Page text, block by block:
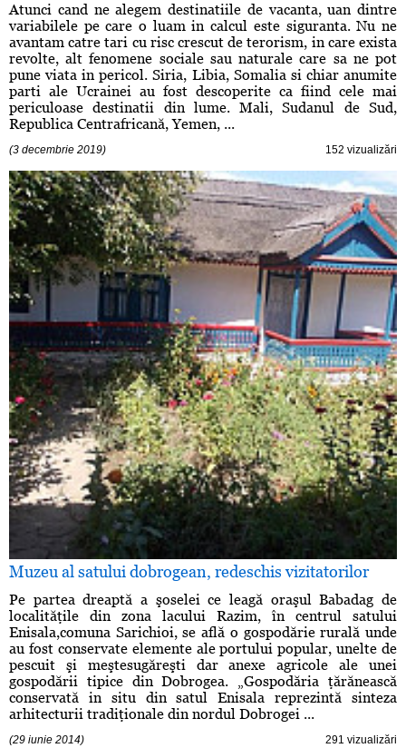
Atunci cand ne alegem destinatiile de vacanta, uan dintre
variabilele pe care o luam in calcul este siguranta. Nu ne
avantam catre tari cu risc crescut de terorism, in care exista
revolte, alt fenomene sociale sau naturale care sa ne pot
pune viata in pericol. Siria, Libia, Somalia si chiar anumite
parti ale Ucrainei au fost descoperite ca fiind cele mai
periculoase destinatii din lume. Mali, Sudanul de Sud,
Republica Centrafricană, Yemen, ...
(3 decembrie 2019) 152 vizualizări
Muzeu al satului dobrogean, redeschis vizitatorilor
Pe partea dreaptă a şoselei ce leagă oraşul Babadag de
localităţile din zona lacului Razim, în centrul satului
Enisala,comuna Sarichioi, se află o gospodărie rurală unde
au fost conservate elemente ale portului popular, unelte de
pescuit şi meştesugăreşti dar anexe agricole ale unei
gospodării tipice din Dobrogea. „Gospodăria ţărănească
conservată in situ din satul Enisala reprezintă sinteza
arhitecturii tradiţionale din nordul Dobrogei ...
(29 iunie 2014) 291 vizualizări